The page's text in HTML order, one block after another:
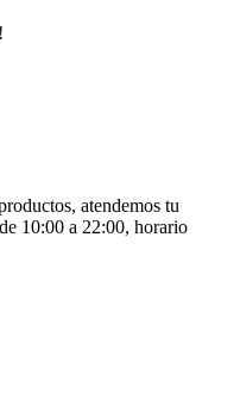
atendemos tu
10:00 a 22:00, horario